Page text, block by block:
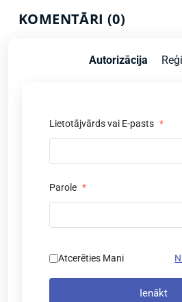
KOMENTĀRI (0)
Autorizācija
Lietotājvārds vai E-pasts *
Parole *
Atcerēties Mani
Ienākt